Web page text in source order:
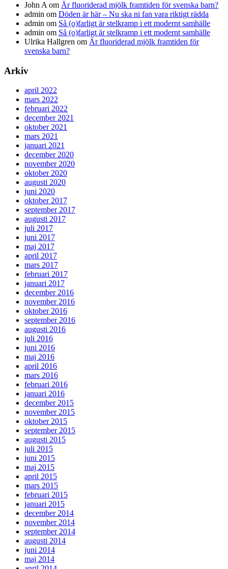
John A om Är fluoriderad mjölk framtiden för svenska barn?
admin om Döden är här – Nu ska ni fan vara riktigt rädda
admin om Så (o)farligt är stelkramp i ett modernt samhälle
admin om Så (o)farligt är stelkramp i ett modernt samhälle
Ulrika Hallgren om Är fluoriderad mjölk framtiden för
svenska barn?
Arkiv
april 2022
mars 2022
februari 2022
december 2021
oktober 2021
mars 2021
januari 2021
december 2020
november 2020
oktober 2020
augusti 2020
juni 2020
oktober 2017
september 2017
augusti 2017
juli 2017
juni 2017
maj 2017
april 2017
mars 2017
februari 2017
januari 2017
december 2016
november 2016
oktober 2016
september 2016
augusti 2016
juli 2016
juni 2016
maj 2016
april 2016
mars 2016
februari 2016
januari 2016
december 2015
november 2015
oktober 2015
september 2015
augusti 2015
juli 2015
juni 2015
maj 2015
april 2015
mars 2015
februari 2015
januari 2015
december 2014
november 2014
september 2014
augusti 2014
juni 2014
maj 2014